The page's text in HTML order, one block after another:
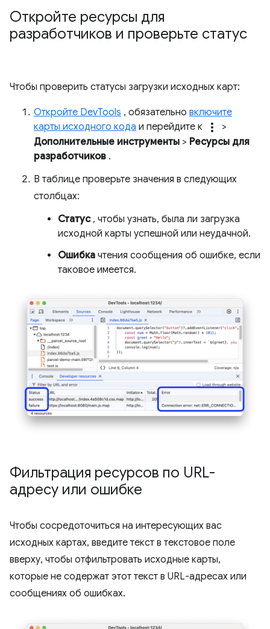
Откройте ресурсы для
разработчиков и проверьте статус
Чтобы проверить статусы загрузки исходных карт:
Откройте DevTools , обязательно включите
карты исходного кода и перейдите к more_vert
>
Дополнительные инструменты > Ресурсы для
разработчиков .
В таблице проверьте значения в следующих
столбцах:
Статус, чтобы узнать, была ли загрузка
исходной карты успешной или неудачной.
Ошибка чтения сообщения об ошибке, если
таковое имеется.
Фильтрация ресурсов по URL-
адресу или ошибке
Чтобы сосредоточиться на интересующих вас
исходных картах, введите текст в текстовое поле
вверху, чтобы отфильтровать исходные карты,
которые не содержат этот текст в URL-адресах или
сообщениях об ошибках.